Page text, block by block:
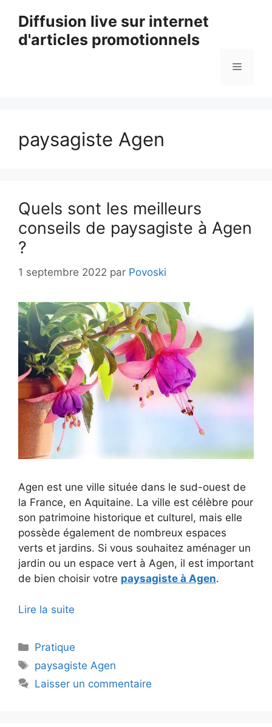
contenu
Diffusion live sur internet
d'articles promotionnels
Menu
paysagiste Agen
Quels sont les meilleurs
conseils de paysagiste à Agen
?
1 septembre 2022 par Povoski
Agen est une ville située dans le sud-ouest de
la France, en Aquitaine. La ville est célèbre pour
son patrimoine historique et culturel, mais elle
possède également de nombreux espaces
verts et jardins. Si vous souhaitez aménager un
jardin ou un espace vert à Agen, il est important
de bien choisir votre paysagiste à Agen.
Lire la suite
Catégories
Pratique
Étiquettes
paysagiste Agen
Laisser un commentaire